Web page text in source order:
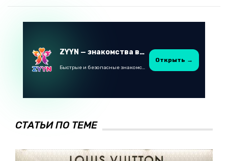
ZYYN — знакомства в Казахстане
Быстрые и безопасные знакомства в Telegram
Открыть →
СТАТЬИ ПО ТЕМЕ